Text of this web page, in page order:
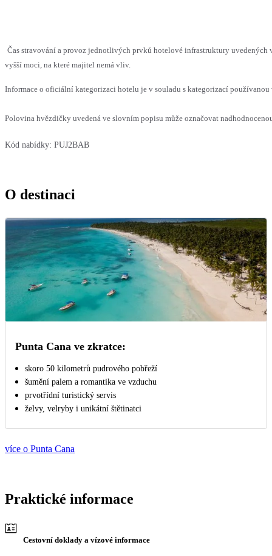
Čas stravování a provoz jednotlivých prvků hotelové infrastruktury uvedených
vyšší moci, na které majitel nemá vliv.
Informace o oficiální kategorizaci hotelu je v souladu s kategorizací
Polovina hvězdičky uvedená ve slovním popisu může označovat
Kód nabídky: PUJ2BAB
O destinaci
Punta Cana ve zkratce:
skoro 50 kilometrů pudrového pobřeží
šumění palem a romantika ve vzduchu
prvotřídní turistický servis
želvy, velryby i unikátní štětinatci
více o Punta Cana
Praktické informace
Cestovní doklady a vízové informace